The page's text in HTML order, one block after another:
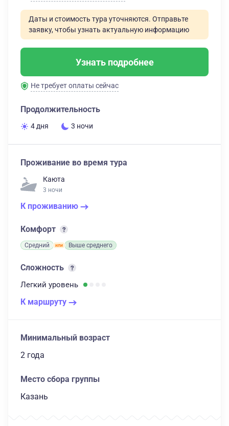
Даты и стоимость тура уточняются. Отправьте
заявку, чтобы узнать актуальную информацию
Узнать подробнее
Не требует оплаты сейчас
Продолжительность
4 дня 3 ночи
Проживание во время тура
Каюта
3 ночи
К проживанию
Комфорт
Средний Выше среднего
Сложность
Легкий уровень
К маршруту
Минимальный возраст
2 года
Место сбора группы
Казань